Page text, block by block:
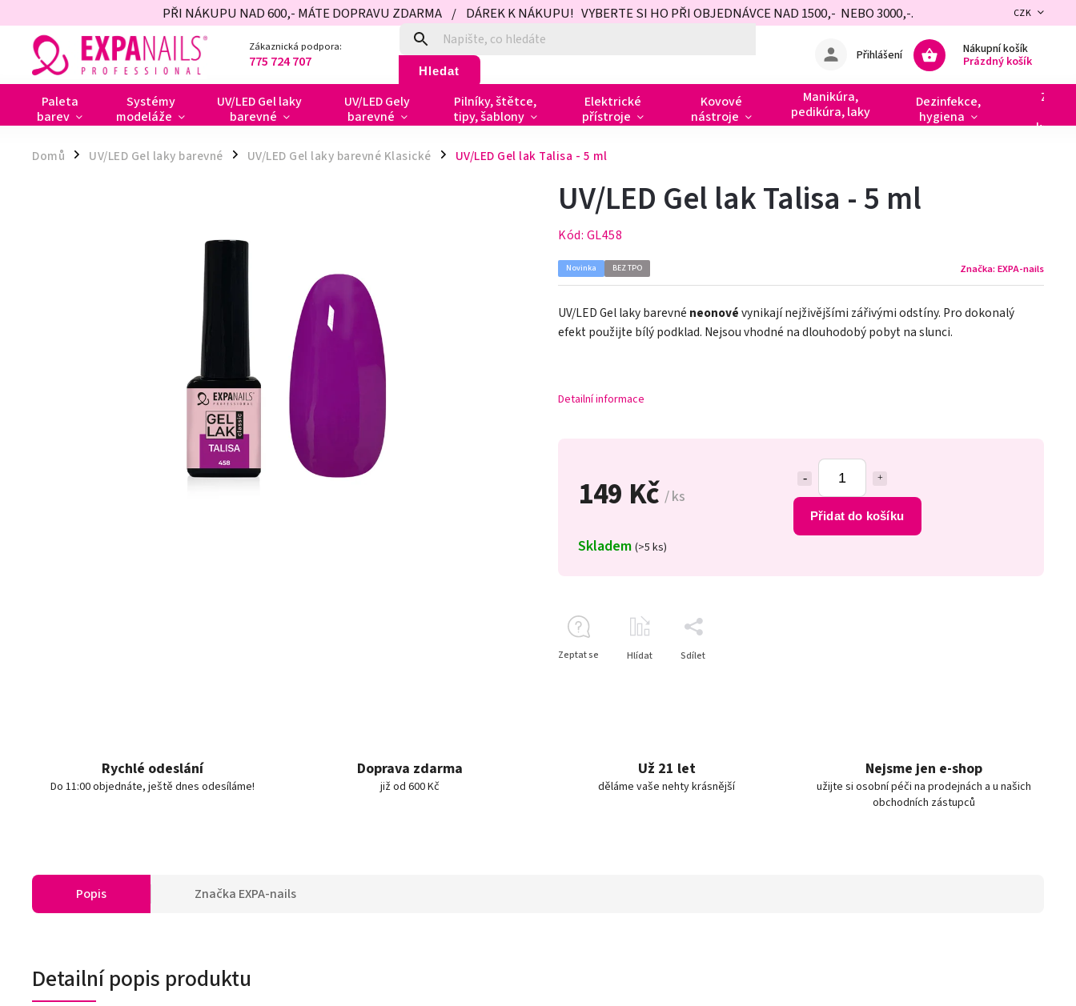
PŘI NÁKUPU NAD 600,- MÁTE DOPRAVU ZDARMA / DÁREK K NÁKUPU! VYBERTE SI HO PŘI OBJEDNÁVCE NAD 1500,- NEBO 3000,-. CZK
Zákaznická podpora:
775 724 707 Hledat
Nákupní košík
Prázdný košík
Přihlášení
Paleta
barev
Systémy
modeláže
UV/LED Gel laky
barevné
UV/LED Gely
barevné
Pilníky, štětce,
tipy, šablony
Elektrické
přístroje
Kovové
nástroje
Manikúra,
pedikúra, laky
Dezinfekce,
hygiena
Domů / UV/LED Gel laky barevné / UV/LED Gel laky barevné Klasické / UV/LED Gel lak Talisa - 5 ml
149 Kč / ks
Přidat do košíku
Skladem (>5 ks)
UV/LED Gel lak Talisa - 5 ml
Kód: GL458
Novinka BEZ TPO Značka: EXPA-nails
UV/LED Gel laky barevné neonovévynikají nejživějšími zářivými odstíny. Pro dokonalý
efekt použijte bílý podklad. Nejsou vhodné na dlouhodobý pobyt na slunci.
Detailní informace
Zeptat se Hlídat Sdílet
Rychlé odeslání
Do 11:00 objednáte, ještě dnes odesíláme!
Doprava zdarma
již od 600 Kč
Už 21 let
děláme vaše nehty krásnější
Nejsme jen e-shop
užijte si osobní péči na prodejnách a u našich
obchodních zástupců
Popis Značka EXPA-nails
Detailní popis produktu